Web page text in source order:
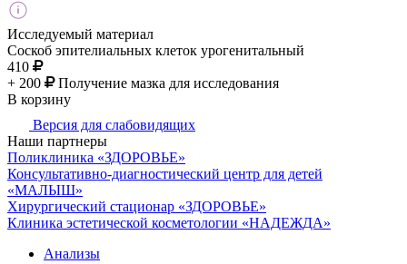
Исследуемый материал
Соскоб эпителиальных клеток урогенитальный
410
+ 200
Получение мазка для исследования
В корзину
Версия для слабовидящих
Наши партнеры
Поликлиника «ЗДОРОВЬЕ»
Консультативно-диагностический центр для детей
«МАЛЫШ»
Хирургический стационар «ЗДОРОВЬЕ»
Клиника эстетической косметологии «НАДЕЖДА»
Анализы